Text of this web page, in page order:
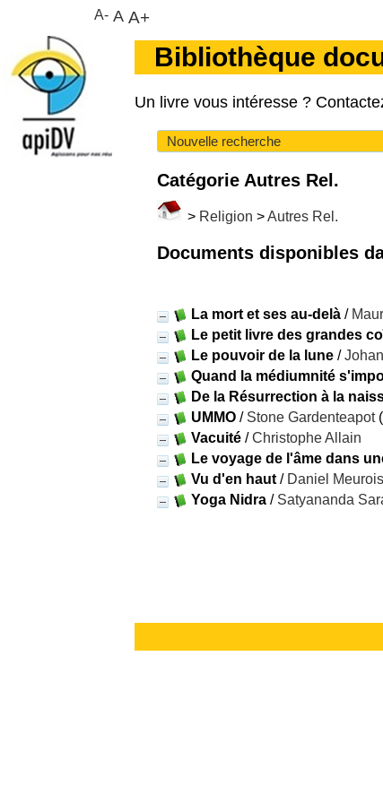
Bibliothèque
Un livre vous intéresse ?
Nouvelle recherche
Catégorie Autres Rel.
> Religion >Autres Rel.
Documents disponibles
La mort et ses au-delà /
Le petit livre des grandes
Le pouvoir de la lune /
Quand la médiumnité
De la Résurrection à la
UMMO / Stone Gardenteapot
Vacuité /Christophe Allain
Le voyage de l'âme dans
Vu d'en haut / Daniel Meurois
Yoga Nidra / Satyananda
A- A A+